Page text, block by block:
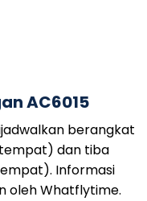
AC6015
berangkat
dan tiba
Informasi
oleh Whatflytime.